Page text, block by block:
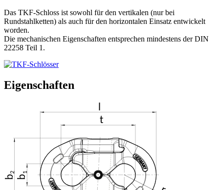
Das TKF-Schloss ist sowohl für den vertikalen (nur bei
Rundstahlketten) als auch für den horizontalen Einsatz entwickelt
worden.
Die mechanischen Eigenschaften entsprechen mindestens der DIN
22258 Teil 1.
Eigenschaften